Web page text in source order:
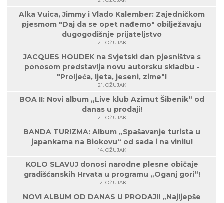
Alka Vuica, Jimmy i Vlado Kalember: Zajedničkom
pjesmom "Daj da se opet nađemo" obilježavaju
dugogodišnje prijateljstvo
21. OŽUJAK
JACQUES HOUDEK na Svjetski dan pjesništva s
ponosom predstavlja novu autorsku skladbu -
"Proljeća, ljeta, jeseni, zime"!
21. OŽUJAK
BOA II: Novi album „Live klub Azimut Šibenik“ od
danas u prodaji!
21. OŽUJAK
BANDA TURIZMA: Album „Spašavanje turista u
japankama na Biokovu“ od sada i na vinilu!
14. OŽUJAK
KOLO SLAVUJ donosi narodne plesne običaje
gradišćanskih Hrvata u programu „Oganj gori“!
12. OŽUJAK
NOVI ALBUM OD DANAS U PRODAJI! „Najljepše